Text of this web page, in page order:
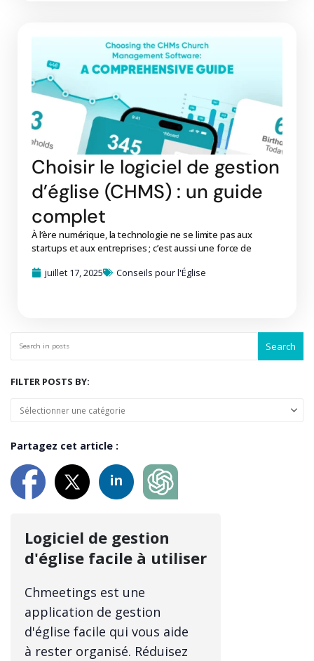
Choisir le logiciel de gestion
d’église (CHMS) : un guide
complet
À l’ère numérique, la technologie ne se limite pas aux
startups et aux entreprises ; c’est aussi une force de
juillet 17, 2025
Conseils pour l'Église
Search
FILTER POSTS BY:
Partagez cet article :
Logiciel de gestion
d'église facile à utiliser
Chmeetings est une
application de gestion
d'église facile qui vous aide
à rester organisé. Réduisez